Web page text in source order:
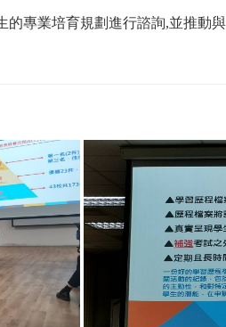
專業培育規劃進行諮詢,並推動